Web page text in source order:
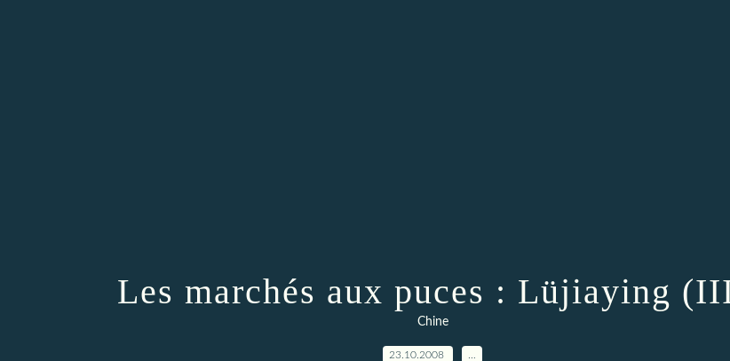
Les marchés aux puces : Lüjiaying
Chine
23.10.2008